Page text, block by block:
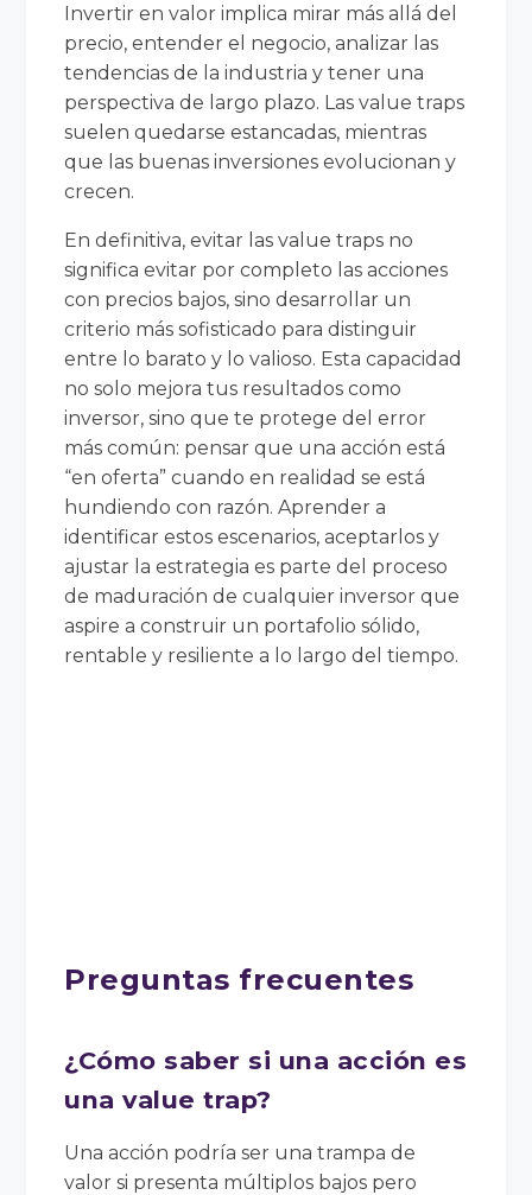
Invertir en valor implica mirar más allá del
precio, entender el negocio, analizar las
tendencias de la industria y tener una
perspectiva de largo plazo. Las value traps
suelen quedarse estancadas, mientras
que las buenas inversiones evolucionan y
crecen.
En definitiva, evitar las value traps no
significa evitar por completo las acciones
con precios bajos, sino desarrollar un
criterio más sofisticado para distinguir
entre lo barato y lo valioso. Esta capacidad
no solo mejora tus resultados como
inversor, sino que te protege del error
más común: pensar que una acción está
“en oferta” cuando en realidad se está
hundiendo con razón. Aprender a
identificar estos escenarios, aceptarlos y
ajustar la estrategia es parte del proceso
de maduración de cualquier inversor que
aspire a construir un portafolio sólido,
rentable y resiliente a lo largo del tiempo.
Preguntas frecuentes
¿Cómo saber si una acción es
una value trap?
Una acción podría ser una trampa de
valor si presenta múltiplos bajos pero